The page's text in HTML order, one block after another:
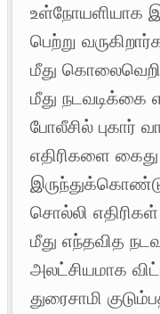
உள்நோயளியாக
பெற்று
மீது
மீது நடவடிக்கை
போலீசில் புகார்
எதிரிகளை
சொல்லி எதிரிகள்
மீது எந்தவித
அலட்சியமாக
துரைசாமி